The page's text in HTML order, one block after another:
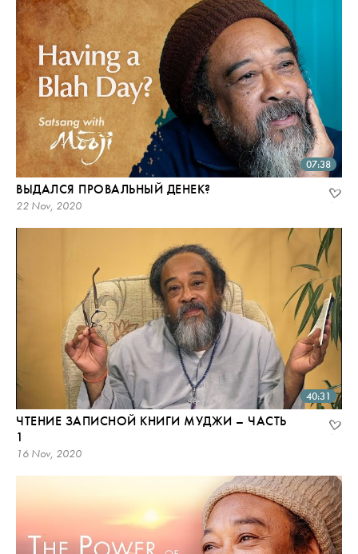
07:38
ВЫДАЛСЯ ПРОВАЛЬНЫЙ ДЕНЕК?
22 Nov, 2020
40:31
ЧТЕНИЕ ЗАПИСНОЙ КНИГИ МУДЖИ – ЧАСТЬ
1
16 Nov, 2020